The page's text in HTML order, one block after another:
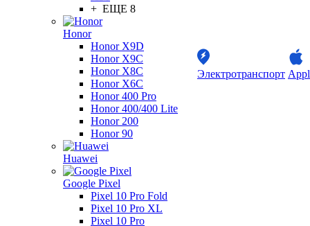
+ ЕЩЕ 8
Honor
Honor X9D
Honor X9C
Honor X8C
Honor X6C
Honor 400 Pro
Honor 400/400 Lite
Honor 200
Honor 90
Huawei
Google Pixel
Pixel 10 Pro Fold
Pixel 10 Pro XL
Pixel 10 Pro
Электротранспорт